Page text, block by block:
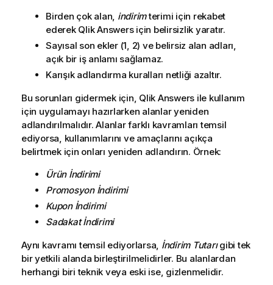
Birden çok alan, indirimterimi için rekabet
ederek Qlik Answersiçin belirsizlik yaratır.
Sayısal son ekler (1, 2) ve belirsiz alan adları,
açık bir iş anlamı sağlamaz.
Karışık adlandırma kuralları netliği azaltır.
Bu sorunları gidermek için, Qlik Answers ile kullanım
için uygulamayı hazırlarken alanlar yeniden
adlandırılmalıdır. Alanlar farklı kavramları temsil
ediyorsa, kullanımlarını ve amaçlarını açıkça
belirtmek için onları yeniden adlandırın. Örnek:
Ürün İndirimi
Promosyon İndirimi
Kupon İndirimi
Sadakat İndirimi
Aynı kavramı temsil ediyorlarsa, İndirim Tutarıgibi tek
bir yetkili alanda birleştirilmelidirler. Bu alanlardan
herhangi biri teknik veya eski ise, gizlenmelidir.